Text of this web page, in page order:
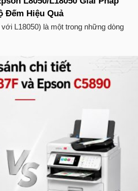
Đếm Hiệu Quả
L18050) là một trong những dòng